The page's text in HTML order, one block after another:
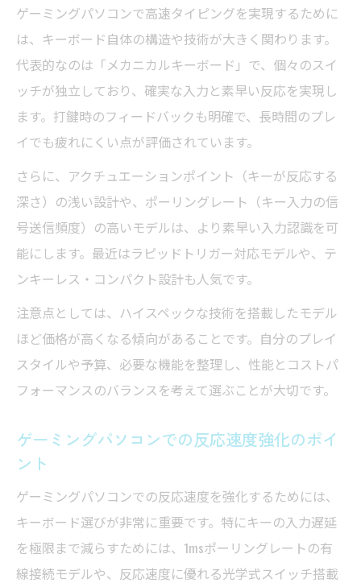
ゲーミングパソコンで高速タイピングを実現するために
は、キーボード自体の構造や技術が大きく関わります。
代表的なのは「メカニカルキーボード」で、個々のスイ
ッチが独立しており、確実な入力と素早い反応を実現し
ます。打鍵時のフィードバックも明確で、長時間のプレ
イでも疲れにくい点が評価されています。
さらに、アクチュエーションポイント（キーが反応する
深さ）の浅い設計や、ポーリングレート（キー入力の信
号送信頻度）の高いモデルは、より素早い入力認識を可
能にします。最近はラピッドトリガー対応モデルや、テ
ンキーレス・コンパクト設計も人気です。
注意点としては、ハイスペックな技術を搭載したモデル
ほど価格が高くなる傾向があることです。自分のプレイ
スタイルや予算、必要な機能を整理し、性能とコストパ
フォーマンスのバランスを考えて選ぶことが大切です。
ゲーミングパソコンでの反応速度強化のポイ
ント
ゲーミングパソコンでの反応速度を強化するためには、
キーボード選びが非常に重要です。特にキーの入力遅延
を極限まで減らすためには、1msポーリングレートの有
線接続モデルや、反応速度に優れる光学式スイッチ搭載